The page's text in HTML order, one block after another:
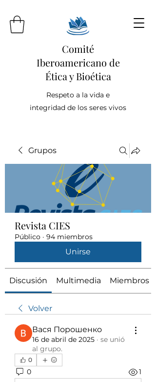
Comité
Iberoamericano de
Ética y Bioética
Respeto a la vida e
integridad de los seres vivos
Grupos
Revista CIES
Público · 94 miembros
Unirse
Discusión Multimedia Miembros
Volver
Вася Порошенко
16 de abril de 2025 · se unió
al grupo.
0
0 1